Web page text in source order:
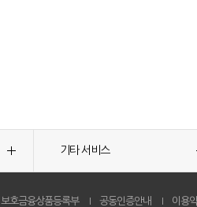
기타 서비스
보호금융상품등록부 공동인증안내 이용